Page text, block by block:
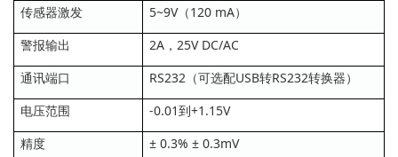
传感器激发
5~9V（120 mA）
警报输出
2A，25V DC/AC
通讯端口
RS232（可选配USB转RS232转换器）
电压范围
-0.01到+1.15V
精度
± 0.3% ± 0.3mV